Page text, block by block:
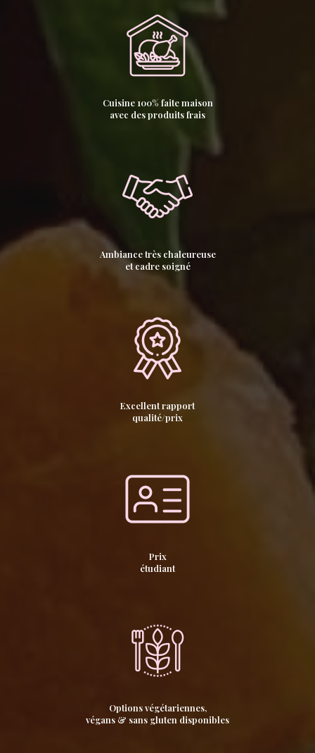
Cuisine 100% faite maison
avec des produits frais
Ambiance très chaleureuse
et cadre soigné
Excellent rapport
qualité/prix
Prix
étudiant
Options végétariennes,
végans & sans gluten disponibles